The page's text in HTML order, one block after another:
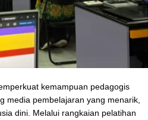
kemampuan pedagogis
media pembelajaran yang menarik,
dini. Melalui rangkaian pelatihan